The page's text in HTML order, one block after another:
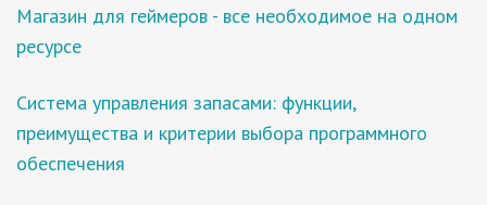
Магазин для геймеров - все необходимое на одном
ресурсе
Система управления запасами: функции,
преимущества и критерии выбора программного
обеспечения